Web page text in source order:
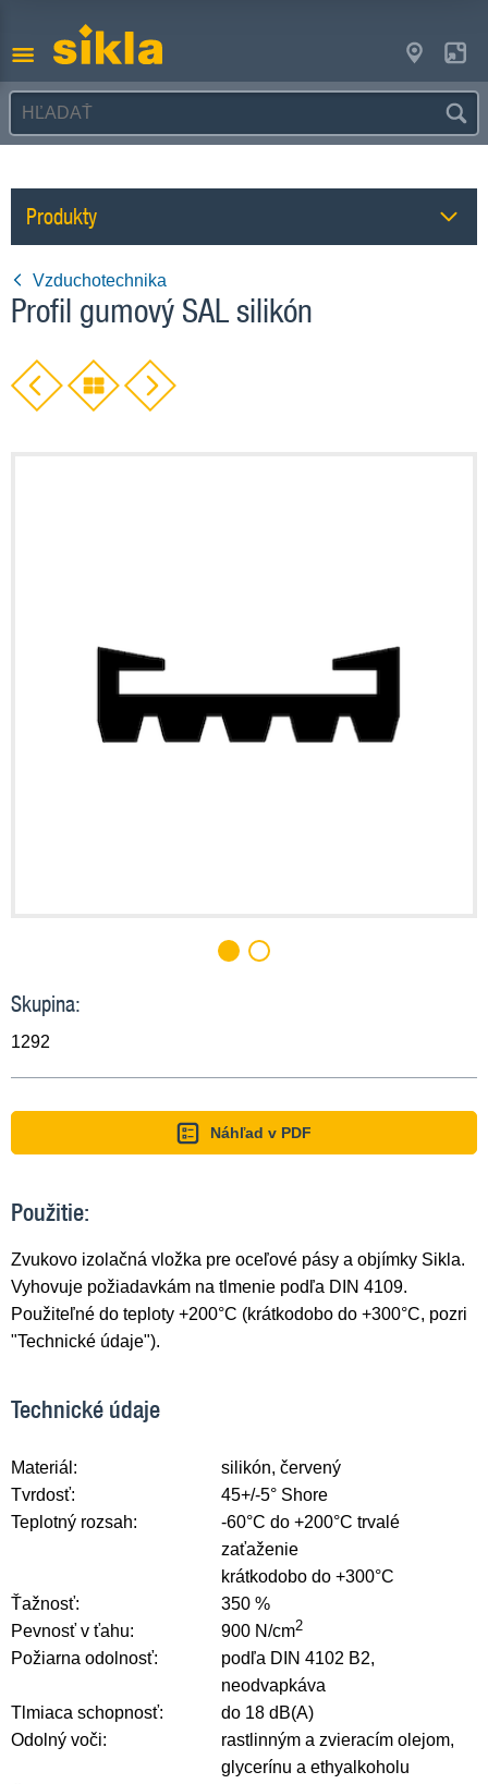
Produkty
Vzduchotechnika
Profil gumový SAL silikón
Skupina:
1292
Náhľad v PDF
Použitie:
Zvukovo izolačná vložka pre oceľové pásy a objímky Sikla.
Vyhovuje požiadavkám na tlmenie podľa DIN 4109.
Použiteľné do teploty +200°C (krátkodobo do +300°C, pozri
"Technické údaje").
Technické údaje
Materiál:
silikón, červený
Tvrdosť:
45+/-5° Shore
Teplotný rozsah:
-60°C do +200°C trvalé
zaťaženie
krátkodobo do +300°C
Ťažnosť:
350 %
Pevnosť v ťahu:
900 N/cm2
Požiarna odolnosť:
podľa DIN 4102 B2,
neodvapkáva
Tlmiaca schopnosť:
do 18 dB(A)
Odolný voči:
rastlinným a zvieracím olejom,
glycerínu a ethyalkoholu